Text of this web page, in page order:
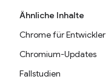
Ähnliche Inhalte
Chrome für Entwickler
Chromium-Updates
Fallstudien